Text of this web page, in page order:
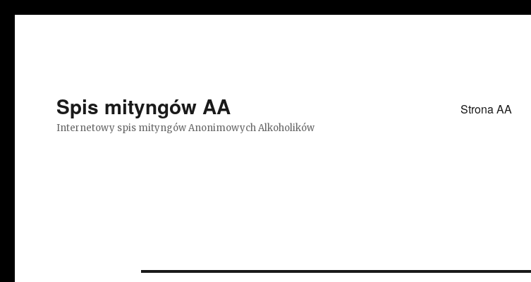
Spis mityngów AA
Internetowy spis mityngów Anonimowych Alkoholików
Strona AA